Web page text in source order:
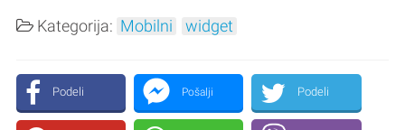
Kategorija: Mobilni widget
Podeli Pošalji Podeli